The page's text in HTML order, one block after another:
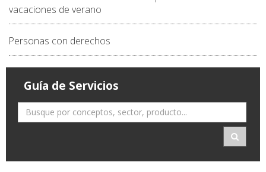
vacaciones de verano
Personas con derechos
Guía de Servicios